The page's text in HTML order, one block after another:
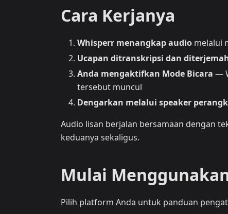
Cara Kerjanya
Whisperr menangkap audio melalui
Ucapan ditranskripsi dan
Anda mengaktifkan Mode Bicara —
tersebut muncul
Dengarkan melalui speaker
Audio lisan berjalan bersamaan dengan
keduanya sekaligus.
Mulai
Pilih platform Anda untuk panduan